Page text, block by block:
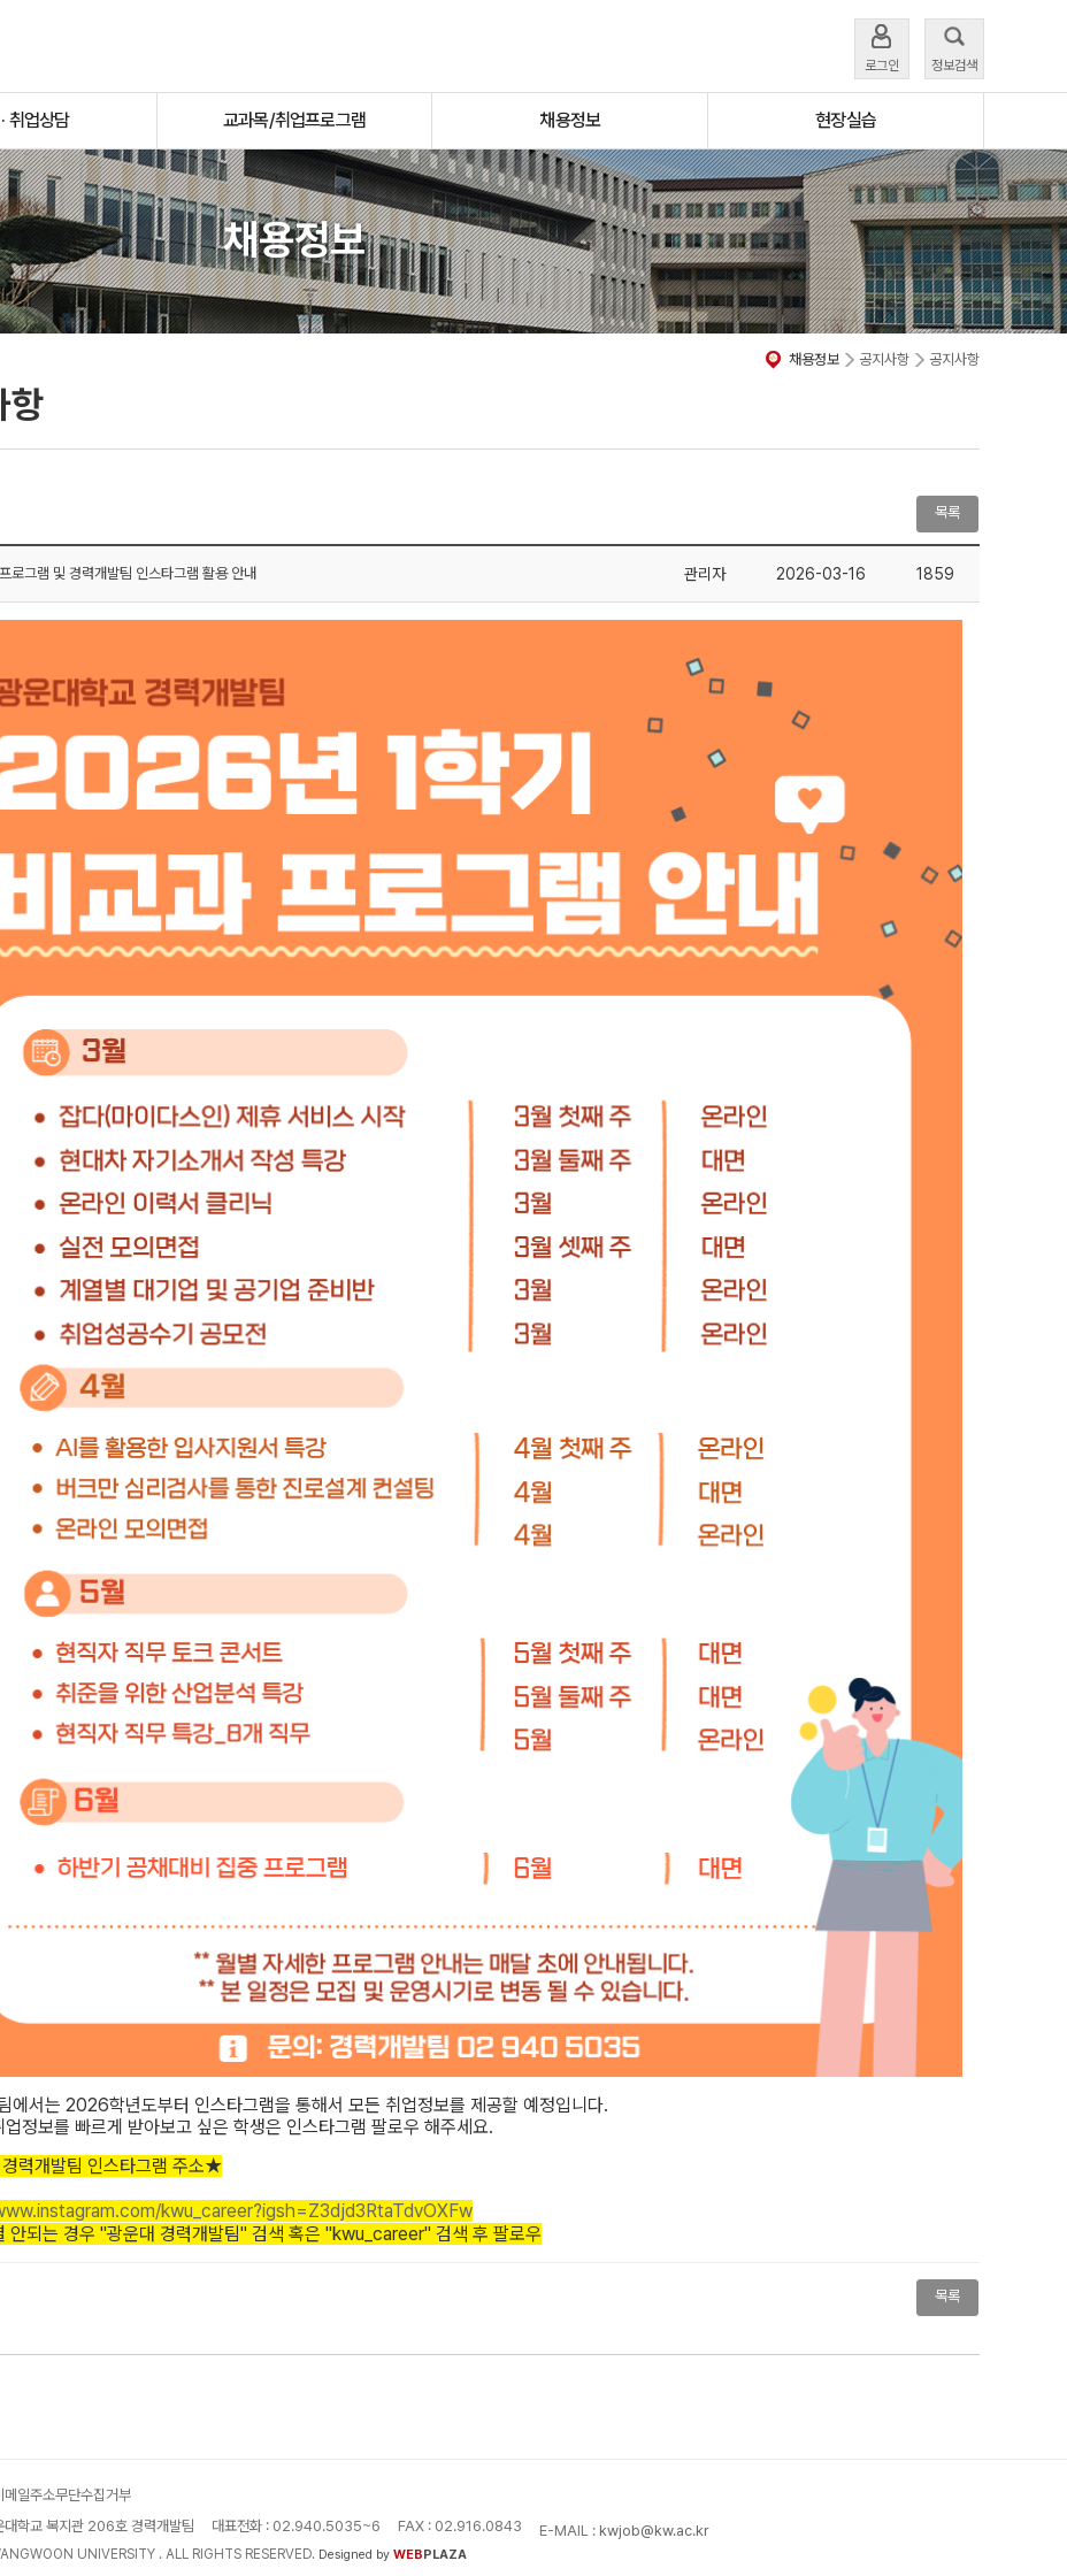
로그인 정보검색
취업상담 교과목/취업프로그램 채용정보 현장실습
채용정보
채용정보 공지사항 공지사항
항
목록
로그램 및 경력개발팀 인스타그램 활용 안내 관리자 2026-03-16 1859
에서는 2026학년도부터 인스타그램을 통해서 모든 취업정보를 제공할 예정입니다.
업정보를 빠르게 받아보고 싶은 학생은 인스타그램 팔로우 해주세요.
력개발팀 인스타그램 주소★
kwu_career?igsh=Z3djd3RtaTdvOXFw
안되는 경우 "광운대 경력개발팀" 검색 혹은 "kwu_career" 검색 후 팔로우
목록
메일주소무단수집거부
학교 복지관 206호 경력개발팀
대표전화 : 02.940.5035~6 FAX : 02.916.0843 E-MAIL : kwjob@kw.ac.kr
UNIVERSITY . ALL RIGHTS RESERVED. Designed by WEB PLAZA